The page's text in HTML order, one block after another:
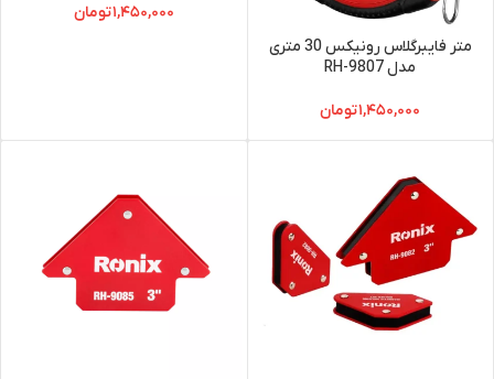
متر فایبرگلاس رونیکس 30 متری
مدل RH-9807
۱,۴۵۰,۰۰۰تومان
۱,۴۵۰,۰۰۰تومان